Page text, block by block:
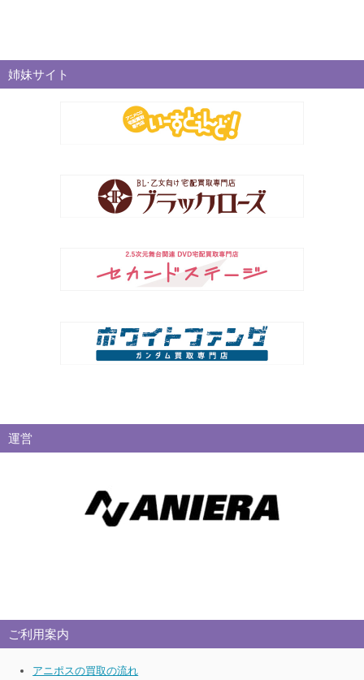
姉妹サイト
運営
ご利用案内
アニポスの買取の流れ